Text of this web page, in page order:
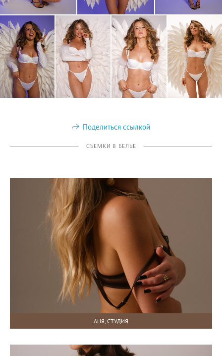
Поделиться ссылкой
СЪЕМКИ В БЕЛЬЕ
АНЯ, СТУДИЯ